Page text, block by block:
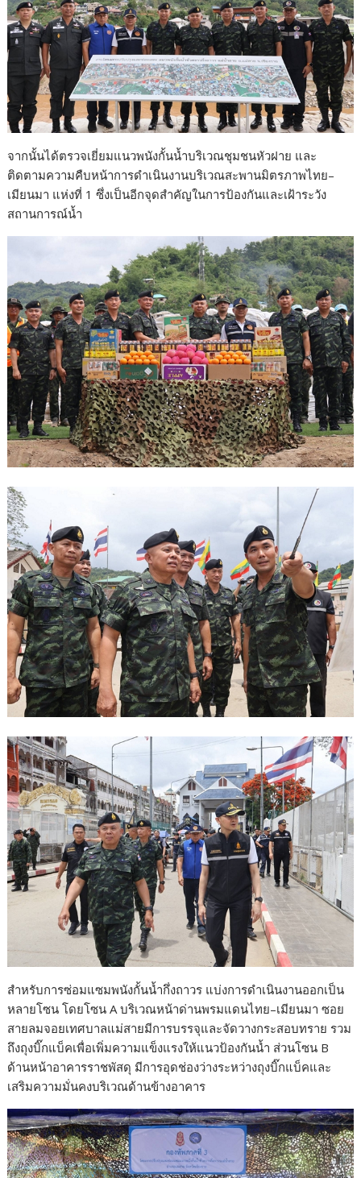
จากนั้นได้ตรวจเยี่ยมแนวพนังกั้นน้ำบริเวณชุมชนหัวฝาย และ
ติดตามความคืบหน้าการดำเนินงานบริเวณสะพานมิตรภาพไทย–
เมียนมา แห่งที่ 1 ซึ่งเป็นอีกจุดสำคัญในการป้องกันและเฝ้าระวัง
สถานการณ์น้ำ
สำหรับการซ่อมแซมพนังกั้นน้ำกึ่งถาวร แบ่งการดำเนินงานออกเป็น
หลายโซน โดยโซน A บริเวณหน้าด่านพรมแดนไทย–เมียนมา ซอย
สายลมจอยเทศบาลแม่สายมีการบรรจุและจัดวางกระสอบทราย รวม
ถึงถุงบิ๊กแบ็คเพื่อเพิ่มความแข็งแรงให้แนวป้องกันน้ำ ส่วนโซน B
ด้านหน้าอาคารราชพัสดุ มีการอุดช่องว่างระหว่างถุงบิ๊กแบ็คและ
เสริมความมั่นคงบริเวณด้านข้างอาคาร